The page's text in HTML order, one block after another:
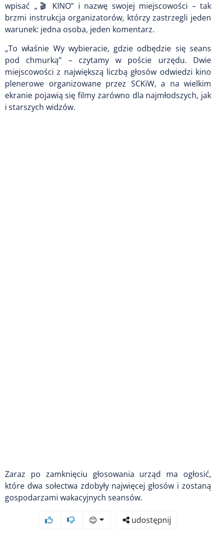
wpisać „🎬 KINO” i nazwę swojej miejscowości – tak
brzmi instrukcja organizatorów, którzy zastrzegli jeden
warunek: jedna osoba, jeden komentarz.
„To właśnie Wy wybieracie, gdzie odbędzie się seans
pod chmurką” – czytamy w poście urzędu. Dwie
miejscowości z największą liczbą głosów odwiedzi kino
plenerowe organizowane przez SCKiW, a na wielkim
ekranie pojawią się filmy zarówno dla najmłodszych, jak
i starszych widzów.
Zaraz po zamknięciu głosowania urząd ma ogłosić,
które dwa sołectwa zdobyły najwięcej głosów i zostaną
gospodarzami wakacyjnych seansów.
😊 udostępnij